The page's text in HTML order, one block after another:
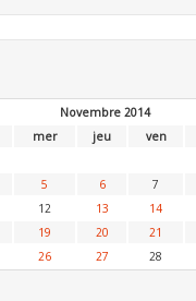
Novembre 2014
mer jeu ven
5 6 7
12 13 14
19 20 21
26 27 28